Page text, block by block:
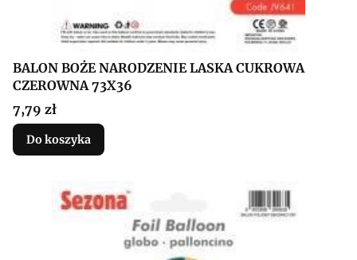
BALON BOŻE NARODZENIE LASKA CUKROWA
CZEROWNA 73X36
Cena
7,79 zł
Do koszyka